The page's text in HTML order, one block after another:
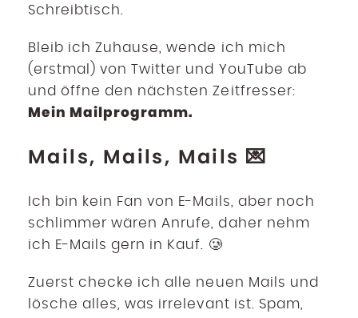
Schreibtisch.
Bleib ich Zuhause, wende ich mich
(erstmal) von Twitter und YouTube ab
und öffne den nächsten Zeitfresser:
Mein Mailprogramm.
Mails, Mails, Mails 💌
Ich bin kein Fan von E-Mails, aber noch
schlimmer wären Anrufe, daher nehm
ich E-Mails gern in Kauf. 🥲
Zuerst checke ich alle neuen Mails und
lösche alles, was irrelevant ist. Spam,